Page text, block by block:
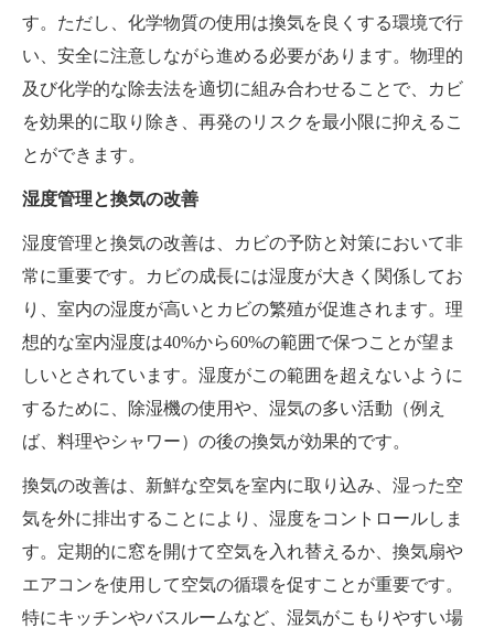
す。ただし、化学物質の使用は換気を良くする環境で行
い、安全に注意しながら進める必要があります。物理的
及び化学的な除去法を適切に組み合わせることで、カビ
を効果的に取り除き、再発のリスクを最小限に抑えるこ
とができます。
湿度管理と換気の改善
湿度管理と換気の改善は、カビの予防と対策において非
常に重要です。カビの成長には湿度が大きく関係してお
り、室内の湿度が高いとカビの繁殖が促進されます。理
想的な室内湿度は40%から60%の範囲で保つことが望ま
しいとされています。湿度がこの範囲を超えないように
するために、除湿機の使用や、湿気の多い活動（例え
ば、料理やシャワー）の後の換気が効果的です。
換気の改善は、新鮮な空気を室内に取り込み、湿った空
気を外に排出することにより、湿度をコントロールしま
す。定期的に窓を開けて空気を入れ替えるか、換気扇や
エアコンを使用して空気の循環を促すことが重要です。
特にキッチンやバスルームなど、湿気がこもりやすい場